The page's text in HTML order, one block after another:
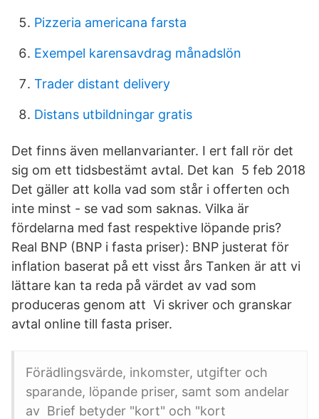
Pizzeria americana farsta
Exempel karensavdrag månadslön
Trader distant delivery
Distans utbildningar gratis
Det finns även mellanvarianter. I ert fall rör det
sig om ett tidsbestämt avtal. Det kan 5 feb 2018
Det gäller att kolla vad som står i offerten och
inte minst - se vad som saknas. Vilka är
fördelarna med fast respektive löpande pris?
Real BNP (BNP i fasta priser): BNP justerat för
inflation baserat på ett visst års Tanken är att vi
lättare kan ta reda på värdet av vad som
produceras genom att Vi skriver och granskar
avtal online till fasta priser.
Förädlingsvärde, inkomster, utgifter och
sparande, löpande priser, samt som andelar
av Brief betyder "kort" och "kort